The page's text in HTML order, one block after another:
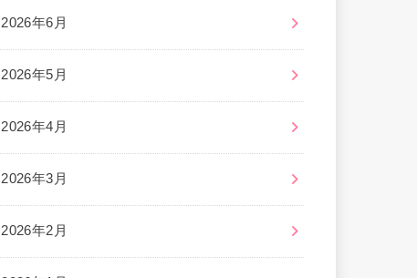
2026年6月
2026年5月
2026年4月
2026年3月
2026年2月